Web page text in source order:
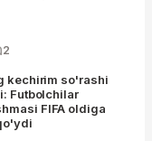
2
kechirim so'rashi
Futbolchilar
FIFA oldiga